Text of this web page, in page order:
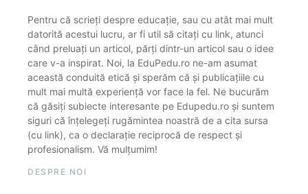
Pentru că scrieți despre educație, sau cu atât mai mult
datorită acestui lucru, ar fi util să citați cu link, atunci
când preluați un articol, părți dintr-un articol sau o idee
care v-a inspirat. Noi, la EduPedu.ro ne-am asumat
această conduită etică și sperăm că și publicațiile cu
mult mai multă experiență vor face la fel. Ne bucurăm
că găsiți subiecte interesante pe Edupedu.ro și suntem
siguri că înțelegeți rugămintea noastră de a cita sursa
(cu link), ca o declarație reciprocă de respect și
profesionalism. Vă mulțumim!
DESPRE NOI